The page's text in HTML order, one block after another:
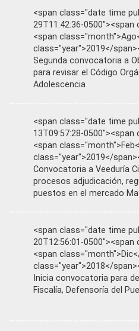
<span class="date time
29T11:42:36-0500"><span
<span
class="year">2019</
Segunda convocatoria a
para revisar el Código
Adolescencia
<span class="date time
13T09:57:28-
<span
class="year">2019</
Convocatoria a Veeduría
procesos adjudicación,
puestos en el mercado
<span class="date time
20T12:56:01-0500"><span
<span
class="year">2018</
Inicia convocatoria para
Fiscalía, Defensoría del